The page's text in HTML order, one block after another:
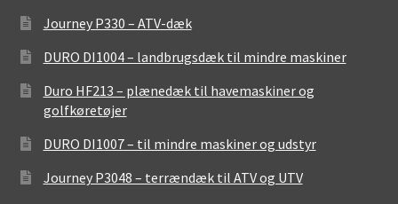
Journey P330 – ATV-dæk
DURO DI1004 – landbrugsdæk til mindre maskiner
Duro HF213 – plænedæk til havemaskiner og
golfkøretøjer
DURO DI1007 – til mindre maskiner og udstyr
Journey P3048 – terrændæk til ATV og UTV